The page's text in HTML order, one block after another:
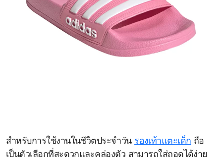
สำหรับการใช้งานในชีวิตประจำวัน รองเท้าแตะเด็ก ถือ
เป็นตัวเลือกที่สะดวกและคล่องตัว สามารถใส่ถอดได้ง่าย